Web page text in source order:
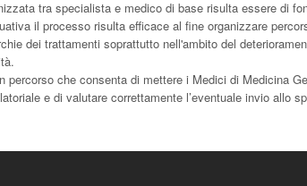
tra specialista e medico di base risulta essere di
il processo risulta efficace al fine organizzare
dei trattamenti soprattutto nell'ambito del
percorso che consenta di mettere i Medici di Medicina
e di valutare correttamente l’eventuale invio allo